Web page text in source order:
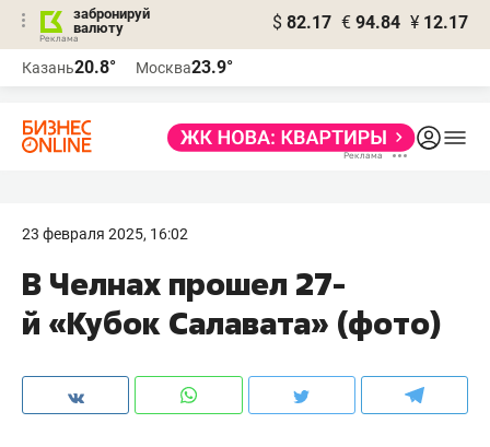
забронируй
валюту
$ 82.17 € 94.84 ¥ 12.17
Казань20.8° Москва23.9°
23 февраля 2025, 16:02
В Челнах прошел 27-
й «Кубок Салавата» (фото)